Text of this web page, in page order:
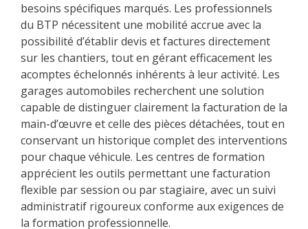
besoins spécifiques marqués. Les professionnels
du BTP nécessitent une mobilité accrue avec la
possibilité d’établir devis et factures directement
sur les chantiers, tout en gérant efficacement les
acomptes échelonnés inhérents à leur activité. Les
garages automobiles recherchent une solution
capable de distinguer clairement la facturation de la
main-d’œuvre et celle des pièces détachées, tout en
conservant un historique complet des interventions
pour chaque véhicule. Les centres de formation
apprécient les outils permettant une facturation
flexible par session ou par stagiaire, avec un suivi
administratif rigoureux conforme aux exigences de
la formation professionnelle.